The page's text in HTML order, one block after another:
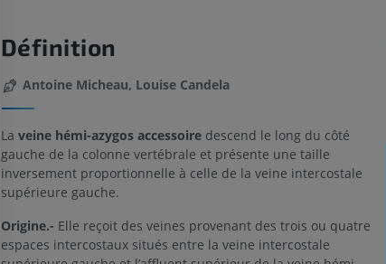
Définition
Antoine Micheau, Louise Candela
La veine hémi-azygos accessoiredescend le long du côté
gauche de la colonne vertébrale et présente une taille
inversement proportionnelle à celle de la veine intercostale
supérieure gauche.
Origine.- Elle reçoit des veines provenant des trois ou quatre
espaces intercostaux situés entre la veine intercostale